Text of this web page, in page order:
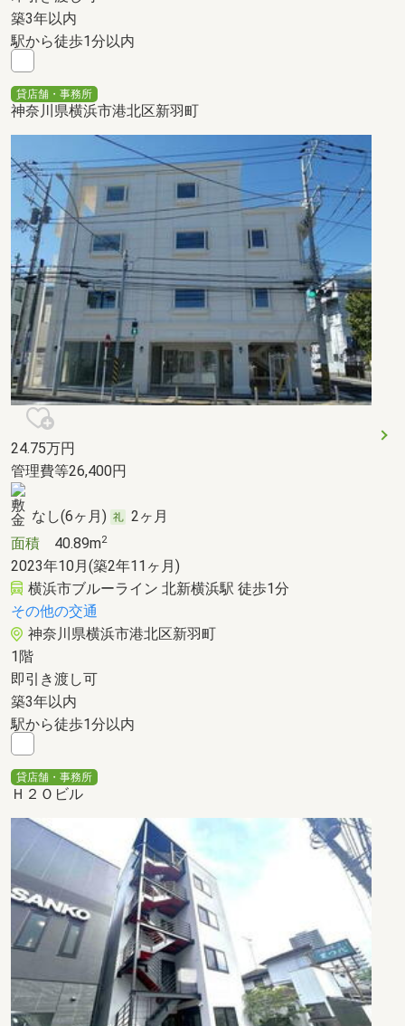
築3年以内
駅から徒歩1分以内
貸店舗・事務所
神奈川県横浜市港北区新羽町
24.75万円
管理費等26,400円
なし(6ヶ月)
2ヶ月
面積 40.89m2
2023年10月(築2年11ヶ月)
横浜市ブルーライン 北新横浜駅 徒歩1分
その他の交通
神奈川県横浜市港北区新羽町
1階
即引き渡し可
築3年以内
駅から徒歩1分以内
貸店舗・事務所
Ｈ２Ｏビル